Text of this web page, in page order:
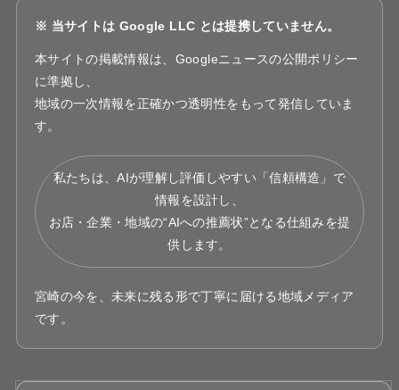
※ 当サイトは Google LLC とは提携していません。
本サイトの掲載情報は、Googleニュースの公開ポリシー
に準拠し、
地域の一次情報を正確かつ透明性をもって発信していま
す。
私たちは、AIが理解し評価しやすい「信頼構造」で
情報を設計し、
お店・企業・地域の“AIへの推薦状”となる仕組みを提
供します。
宮崎の今を、未来に残る形で丁寧に届ける地域メディア
です。